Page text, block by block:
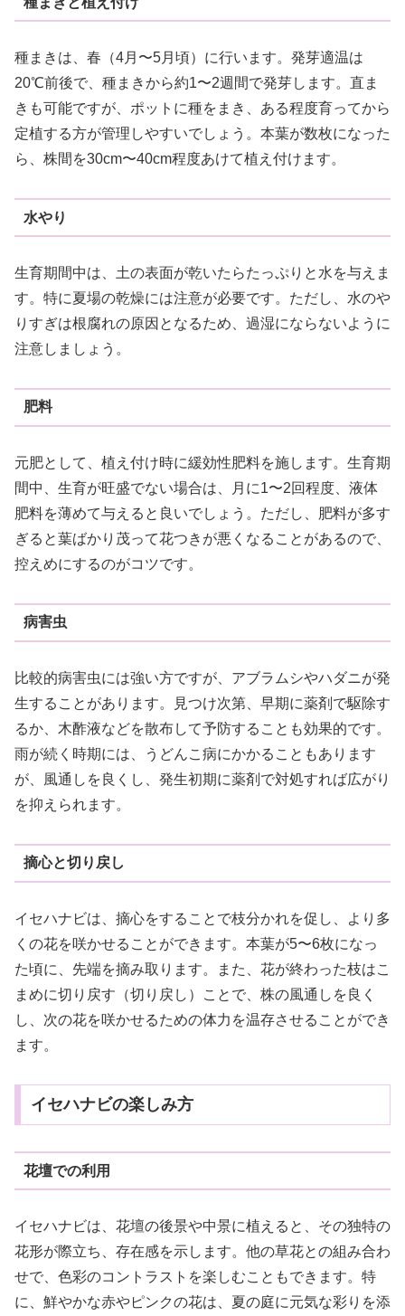
種まきは、春（4月〜5月頃）に行います。発芽適温は
20℃前後で、種まきから約1〜2週間で発芽します。直ま
きも可能ですが、ポットに種をまき、ある程度育ってから
定植する方が管理しやすいでしょう。本葉が数枚になった
ら、株間を30cm〜40cm程度あけて植え付けます。
水やり
生育期間中は、土の表面が乾いたらたっぷりと水を与えま
す。特に夏場の乾燥には注意が必要です。ただし、水のや
りすぎは根腐れの原因となるため、過湿にならないように
注意しましょう。
肥料
元肥として、植え付け時に緩効性肥料を施します。生育期
間中、生育が旺盛でない場合は、月に1〜2回程度、液体
肥料を薄めて与えると良いでしょう。ただし、肥料が多す
ぎると葉ばかり茂って花つきが悪くなることがあるので、
控えめにするのがコツです。
病害虫
比較的病害虫には強い方ですが、アブラムシやハダニが発
生することがあります。見つけ次第、早期に薬剤で駆除す
るか、木酢液などを散布して予防することも効果的です。
雨が続く時期には、うどんこ病にかかることもあります
が、風通しを良くし、発生初期に薬剤で対処すれば広がり
を抑えられます。
摘心と切り戻し
イセハナビは、摘心をすることで枝分かれを促し、より多
くの花を咲かせることができます。本葉が5〜6枚になっ
た頃に、先端を摘み取ります。また、花が終わった枝はこ
まめに切り戻す（切り戻し）ことで、株の風通しを良く
し、次の花を咲かせるための体力を温存させることができ
ます。
イセハナビの楽しみ方
花壇での利用
イセハナビは、花壇の後景や中景に植えると、その独特の
花形が際立ち、存在感を示します。他の草花との組み合わ
せで、色彩のコントラストを楽しむこともできます。特
に、鮮やかな赤やピンクの花は、夏の庭に元気な彩りを添